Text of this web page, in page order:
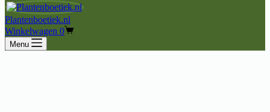
Plantenboetiek.nl
Winkelwagen 0
Menu